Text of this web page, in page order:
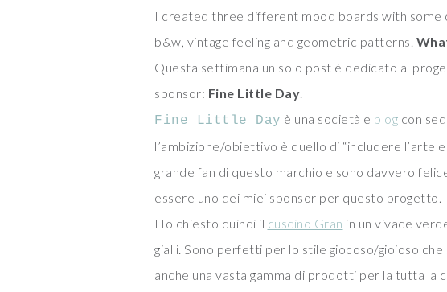
I created three different mood boards with
b&w, vintage feeling and geometric patterns.
Questa settimana un solo post è dedicato al
sponsor: Fine Little Day.
Fine Little Day è una società e blog con
l’ambizione/obiettivo è quello di “includere l’arte
grande fan di questo marchio e sono davvero
essere uno dei miei sponsor per questo progetto.
Ho chiesto quindi il cuscino Gran in un vivace
gialli. Sono perfetti per lo stile giocoso/gioioso
anche una vasta gamma di prodotti per la tutta la